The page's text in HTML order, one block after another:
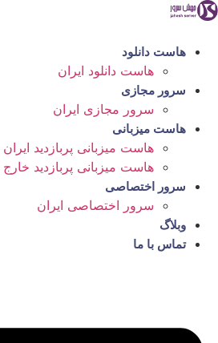
پرش
محتوا
هاست دانلود
هاست دانلود ایران
سرور مجازی
سرور مجازی ایران
هاست میزبانی
هاست میزبانی پربازدید ایران
هاست میزبانی پربازدید خارج
سرور اختصاصی
سرور اختصاصی ایران
وبلاگ
تماس با ما